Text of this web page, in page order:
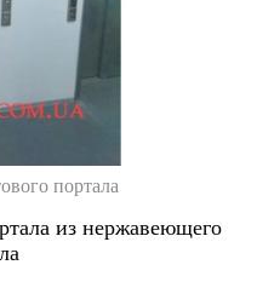
портала
из нержавеющего